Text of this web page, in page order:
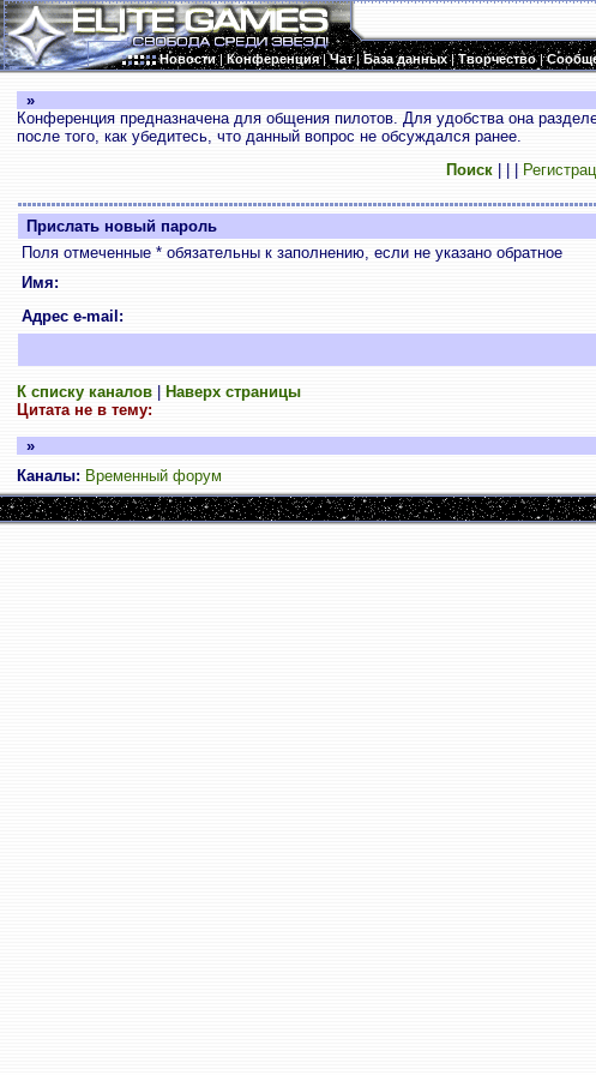
Новости|Конференция|Чат|База данных|Творчество|
»
Конференция предназначена для общения пилотов. Для удобства она
после того, как убедитесь, что данный вопрос не обсуждался ранее.
Поиск
Прислать новый пароль
Поля отмеченные * обязательны к заполнению, если не указано обратное
Имя:
Адрес e-mail:
К списку каналов|
Наверх страницы
Цитата не в тему:
»
Каналы: Временный форум